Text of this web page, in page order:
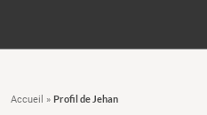
Accueil » Profil de Jehan